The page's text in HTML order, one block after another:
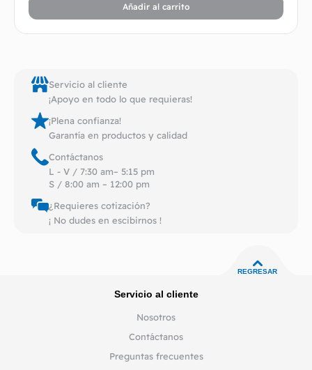
Añadir al carrito
Servicio al cliente
¡Apoyo en todo lo que requieras!
¡Plena confianza!
Garantía en productos y calidad
Contáctanos
L - V / 7:30 am– 5:15 pm
S / 8:00 am – 12:00 pm
¿Requieres cotización?
¡ No dudes en escibirnos !
REGRESAR
Servicio al cliente
Nosotros
Contáctanos
Preguntas frecuentes